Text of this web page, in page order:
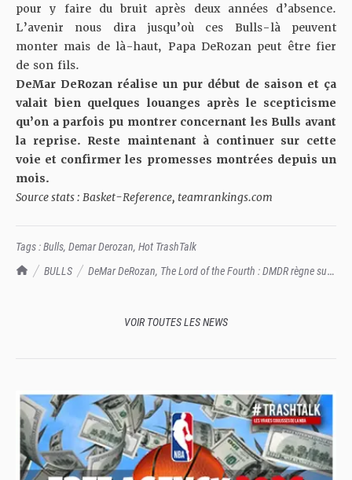
TrashTalk Actu NBA
BULLS
DeMar DeRozan, The Lord of the Fourth : DMDR règne sur
pour y faire du bruit après deux années d’absence.
L’avenir nous dira jusqu’où ces Bulls-là peuvent
monter mais de là-haut, Papa DeRozan peut être fier
de son fils.
DeMar DeRozan réalise un pur début de saison et ça
valait bien quelques louanges après le scepticisme
qu’on a parfois pu montrer concernant les Bulls avant
la reprise. Reste maintenant à continuer sur cette
voie et confirmer les promesses montrées depuis un
mois.
Source stats : Basket-Reference, teamrankings.com
Tags :Bulls, Demar Derozan, Hot TrashTalk
VOIR TOUTES LES NEWS